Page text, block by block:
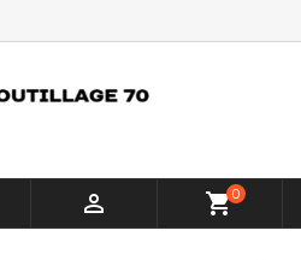
 shopping_cart0